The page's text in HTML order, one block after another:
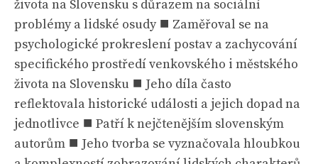
života na Slovensku s důrazem na sociální
problémy a lidské osudy ⯀ Zaměřoval se na
psychologické prokreslení postav a zachycování
specifického prostředí venkovského i městského
života na Slovensku ⯀ Jeho díla často
reflektovala historické události a jejich dopad na
jednotlivce ⯀ Patří k nejčtenějším slovenským
autorům ⯀ Jeho tvorba se vyznačovala hloubkou